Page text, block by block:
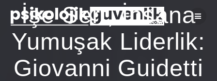
Skip
to
content
İşe Sert, İnsana
Yumuşak Liderlik:
Giovanni Guidetti